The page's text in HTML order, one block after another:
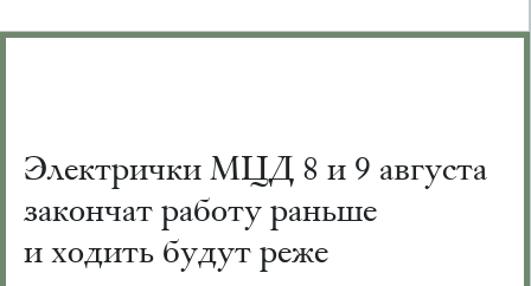
Электрички МЦД 8 и 9 августа
закончат работу раньше
и ходить будут реже